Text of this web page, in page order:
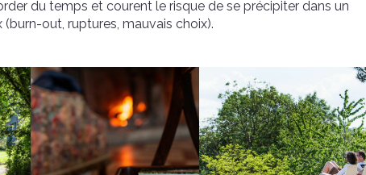
du temps et courent le risque de se précipiter dans un
out, ruptures, mauvais choix).